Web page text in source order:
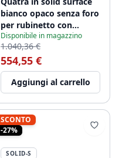
bianco opaco senza foro
per rubinetto con
copertura solida
B180xP45xH8cm
1208952416.
Disponibile in magazzino
1.040,36 €
554,55 €
Aggiungi al carrello
SCONTO
-27%
SOLID-S